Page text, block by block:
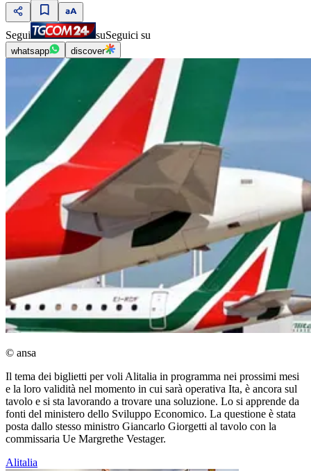
Segui suSeguici su
whatsapp discover
© ansa
Il tema dei biglietti per voli Alitalia in programma nei prossimi mesi
e la loro validità nel momento in cui sarà operativa Ita, è ancora sul
tavolo e si sta lavorando a trovare una soluzione. Lo si apprende da
fonti del ministero dello Sviluppo Economico. La questione è stata
posta dallo stesso ministro Giancarlo Giorgetti al tavolo con la
commissaria Ue Margrethe Vestager.
Alitalia